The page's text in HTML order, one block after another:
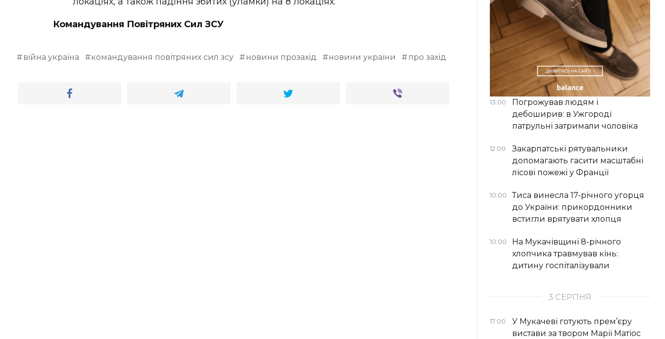
Командування Повітряних Сил ЗСУ
війна україна командування повітряних сил зсу новини прозахід новини україни про захід
13:00
Погрожував людям і
дебоширив: в Ужгороді
патрульні затримали чоловіка
12:00
Закарпатські рятувальники
допомагають гасити масштабні
лісові пожежі у Франції
10:00
Тиса винесла 17-річного угорця
до України: прикордонники
встигли врятувати хлопця
10:00
На Мукачівщині 8-річного
хлопчика травмував кінь:
дитину госпіталізували
3 СЕРПНЯ
17:00
У Мукачеві готують прем’єру
вистави за твором Марії Матіос